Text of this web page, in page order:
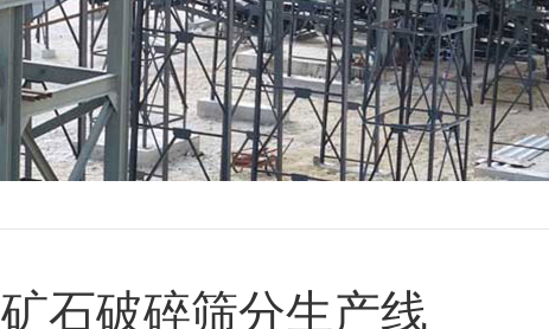
矿石破碎筛分生产线